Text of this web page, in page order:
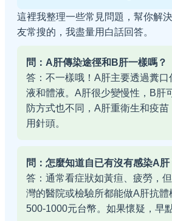
這裡我整理一些常見問題，幫你解
友常搜的，我盡量用白話回答。
問：A肝傳染途徑和B肝一樣嗎？
答：不一樣哦！A肝主要透過糞口
液和體液。A肝很少變慢性，B肝
防方式也不同，A肝重衛生和疫
用針頭。
問：怎麼知道自已有沒有感染A肝
答：通常看症狀如黃疸、疲勞，
灣的醫院或檢驗所都能做A肝抗體
500-1000元台幣。如果懷疑，早